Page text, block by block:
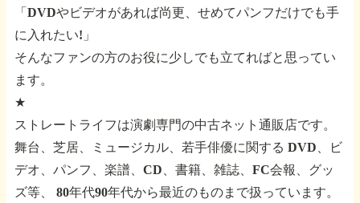
「DVDやビデオがあれば尚更、せめてパンフだけでも手
に入れたい!」
そんなファンの方のお役に少しでも立てればと思ってい
ます。
★
ストレートライフは演劇専門の中古ネット通販店です。
舞台、芝居、ミュージカル、若手俳優に関する DVD、ビ
デオ、パンフ、楽譜、CD、書籍、雑誌、FC会報、グッ
ズ等、
80年代90年代から最近のものまで扱っています。